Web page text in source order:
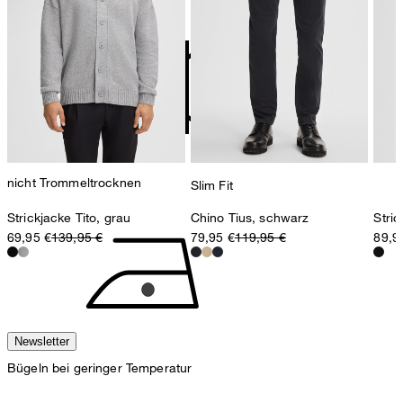
nicht Trommeltrocknen
Bügeln bei geringer Temperatur
Strellson AG
Sonnenwiesenstrasse 21
8280 Kreuzlingen
Schweiz
Strickjacke Tito, grau
69,95 €139,95 €
Slim Fit
Chino Tius, schwarz
79,95 €119,95 €
Newsletter